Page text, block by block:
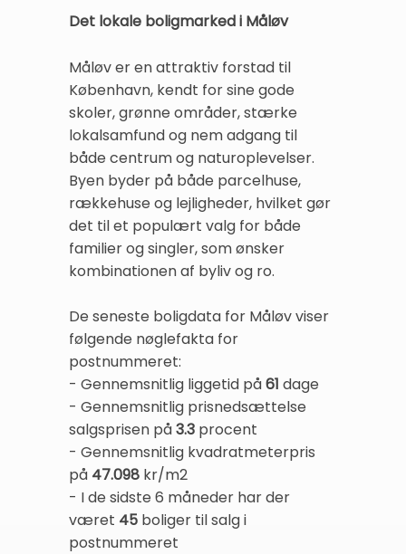
Det lokale boligmarked i Måløv
Måløv er en attraktiv forstad til
København, kendt for sine gode
skoler, grønne områder, stærke
lokalsamfund og nem adgang til
både centrum og naturoplevelser.
Byen byder på både parcelhuse,
rækkehuse og lejligheder, hvilket gør
det til et populært valg for både
familier og singler, som ønsker
kombinationen af byliv og ro.
De seneste boligdata for Måløv viser
følgende nøglefakta for
postnummeret:
- Gennemsnitlig liggetid på61 dage
- Gennemsnitlig prisnedsættelse
salgsprisen på3.3 procent
- Gennemsnitlig kvadratmeterpris
på 47.098 kr/m2
- I de sidste 6 måneder har der
været 45 boliger til salg i
postnummeret